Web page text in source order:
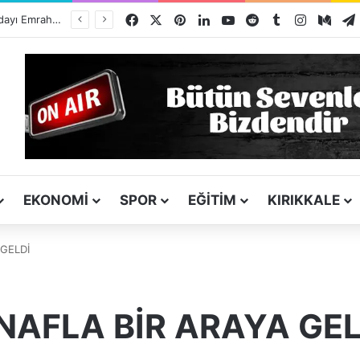
Facebook PinterestLinkedInYouTubeRedditTumblrInstagram
EKONOMI SPOR EĞITIM KIRIKKALE
BİR ARAYA